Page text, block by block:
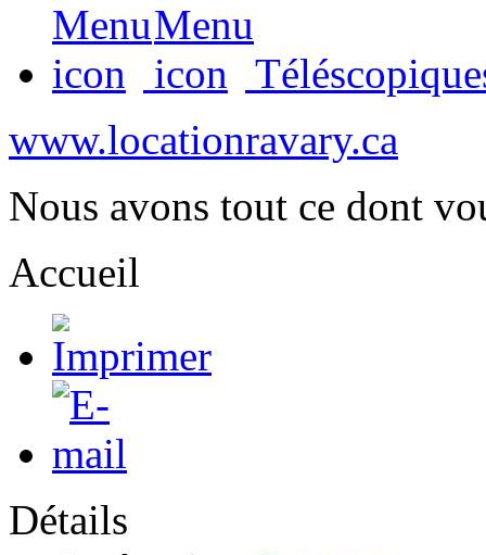
www.locationravary.ca
Nous avons tout ce dont
Accueil
Détails